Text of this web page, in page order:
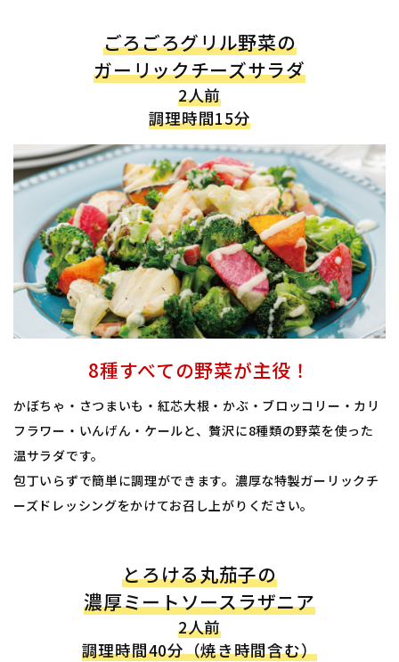
ごろごろグリル野菜の
ガーリックチーズサラダ
2人前
調理時間15分
8種すべての野菜が主役！
かぼちゃ・さつまいも・紅芯大根・かぶ・ブロッコリー・カリ
フラワー・いんげん・ケールと、贅沢に8種類の野菜を使った
温サラダです。
包丁いらずで簡単に調理ができます。濃厚な特製ガーリックチ
ーズドレッシングをかけてお召し上がりください。
とろける丸茄子の
濃厚ミートソースラザニア
2人前
調理時間40分（焼き時間含む）